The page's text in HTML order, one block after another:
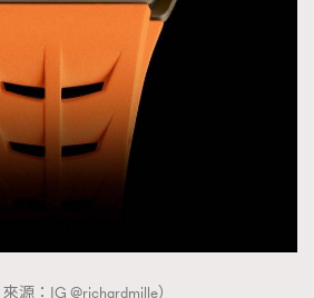
來源：IG @richardmille）